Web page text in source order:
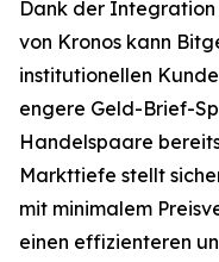
Dank der
von Kronos kann
institutionellen
engere Geld-Brief-
Handelspaare
Markttiefe stellt
mit minimalem
einen effizienteren